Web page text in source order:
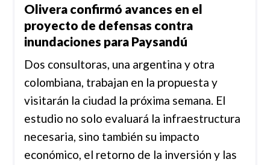
Olivera confirmó avances en el
proyecto de defensas contra
inundaciones para Paysandú
Dos consultoras, una argentina y otra
colombiana, trabajan en la propuesta y
visitarán la ciudad la próxima semana. El
estudio no solo evaluará la infraestructura
necesaria, sino también su impacto
económico, el retorno de la inversión y las